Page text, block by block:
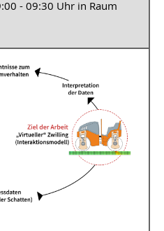
- 09:30 Uhr in Raum